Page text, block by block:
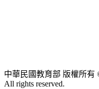
中華民國教育部 版權所有
All rights reserved.